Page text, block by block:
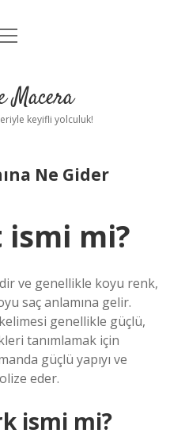
Uyarı
Macera
keyifli yolculuk!
Ne Gider
ismi mi?
ve genellikle koyu renk,
saç anlamına gelir.
genellikle güçlü,
tanımlamak için
güçlü yapıyı ve
eder.
ismi mi?